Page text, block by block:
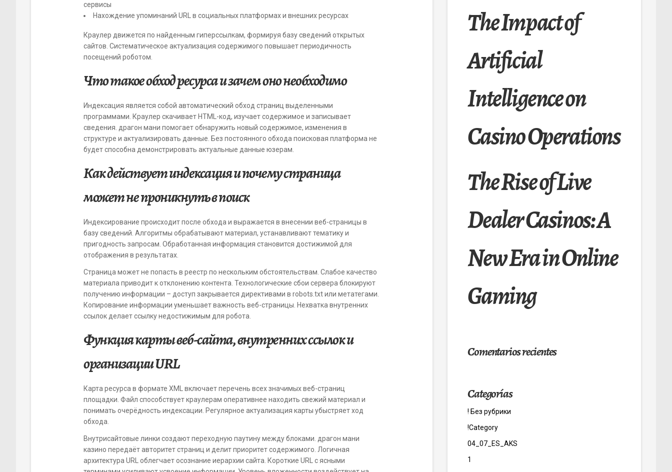
сервисы
Нахождение упоминаний URL в социальных платформах и внешних ресурсах
Краулер движется по найденным гиперссылкам, формируя базу сведений открытых
сайтов. Систематическое актуализация содержимого повышает периодичность
посещений роботом.
Что такое обход ресурса и зачем оно необходимо
Индексация является собой автоматический обход страниц выделенными
программами. Краулер скачивает HTML-код, изучает содержимое и записывает
сведения. драгон мани помогает обнаружить новый содержимое, изменения в
структуре и актуализировать данные. Без постоянного обхода поисковая платформа не
будет способна демонстрировать актуальные данные юзерам.
Как действует индексация и почему страница
может не проникнуть в поиск
Индексирование происходит после обхода и выражается в внесении веб-страницы в
базу сведений. Алгоритмы обрабатывают материал, устанавливают тематику и
пригодность запросам. Обработанная информация становится достижимой для
отображения в результатах.
Страница может не попасть в реестр по нескольким обстоятельствам. Слабое качество
материала приводит к отклонению контента. Технологические сбои сервера блокируют
получению информации – доступ закрывается директивами в robots.txt или метатегами.
Копирование информации уменьшает важность веб-страницы. Нехватка внутренних
ссылок делает ссылку недостижимым для робота.
Функция карты веб-сайта, внутренних ссылок и
организации URL
Карта ресурса в формате XML включает перечень всех значимых веб-страниц
площадки. Файл способствует краулерам оперативнее находить свежий материал и
понимать очерёдность индексации. Регулярное актуализация карты убыстряет ход
обхода.
Внутрисайтовые линки создают переходную паутину между блоками. драгон мани
казино передаёт авторитет страниц и делит приоритет содержимого. Логичная
архитектура URL облегчает осознание иерархии сайта. Короткие URL с ясными
The Impact of
Artificial
Intelligence on
Casino Operations
The Rise of Live
Dealer Casinos: A
New Era in Online
Gaming
Comentarios recientes
Categorías
! Без рубрики
!Category
04_07_ES_AKS
1